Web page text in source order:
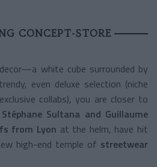
CONCEPT-STORE
white cube surrounded by
even deluxe selection (niche
collabs), you are closer to
Stéphane Sultana and Guillaume
from Lyon at the helm, have hit
high-end temple of streetwear